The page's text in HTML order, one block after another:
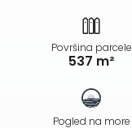
Površina parcele
537 m²
Pogled na more